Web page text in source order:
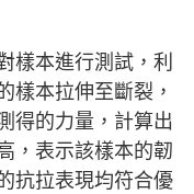
樣本進行測試，利
樣本拉伸至斷裂，
得的力量，計算出
，表示該樣本的韌
抗拉表現均符合優